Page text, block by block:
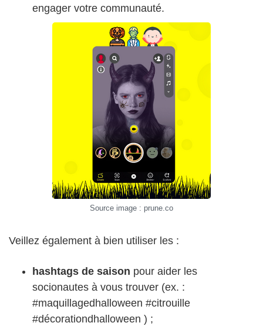
engager votre communauté.
Source image : prune.co
Veillez également à bien utiliser les :
hashtags de saison pour aider les
socionautes à vous trouver (ex. :
#maquillagedhalloween #citrouille
#décorationdhalloween ) ;